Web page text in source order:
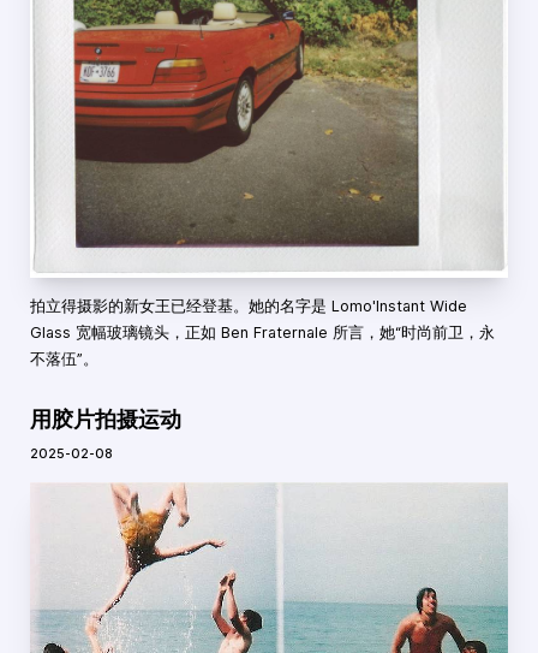
拍立得摄影的新女王已经登基。她的名字是 Lomo'Instant Wide
Glass 宽幅玻璃镜头，正如 Ben Fraternale 所言，她“时尚前卫，永
不落伍”。
用胶片拍摄运动
2025-02-08